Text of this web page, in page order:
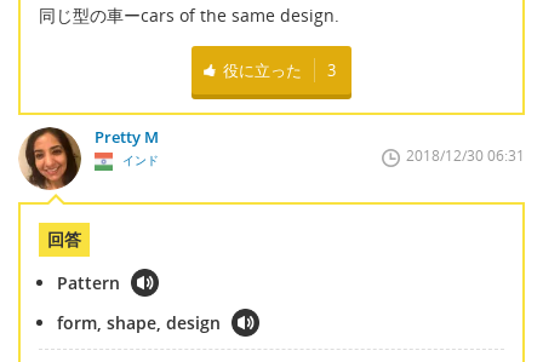
同じ型の車ーcars of the same design.
役に立った 3
Pretty M
インド 2018/12/30 06:31
回答
Pattern
form, shape, design